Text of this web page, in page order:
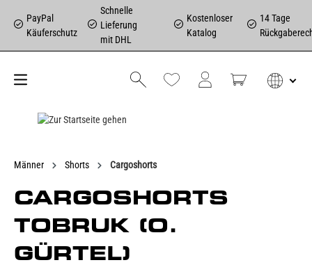
PayPal
Käuferschutz
Schnelle
Lieferung
mit DHL
Kostenloser
Katalog
14 Tage
Männer Shorts Cargoshorts
CARGOSHORTS
TOBRUK (O.
GÜRTEL)